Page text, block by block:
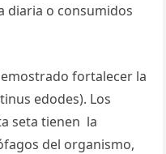
diaria o consumidos
fortalecer la
edodes). Los
seta tienen la
del organismo,